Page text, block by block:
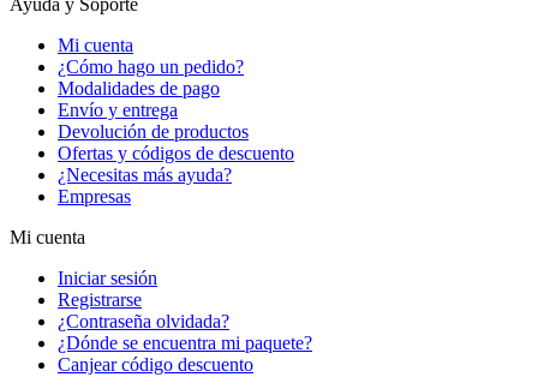
Ayuda y Soporte
Mi cuenta
¿Cómo hago un pedido?
Modalidades de pago
Envío y entrega
Devolución de productos
Ofertas y códigos de descuento
¿Necesitas más ayuda?
Empresas
Mi cuenta
Iniciar sesión
Registrarse
¿Contraseña olvidada?
¿Dónde se encuentra mi paquete?
Canjear código descuento